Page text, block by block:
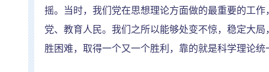
摇。当时，我们党在思想理论方面做的最重要的工
党、教育人民。我们之所以能够处变不惊，稳定大
胜困难，取得一个又一个胜利，靠的就是科学理论